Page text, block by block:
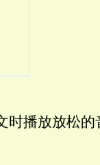
时播放放松的